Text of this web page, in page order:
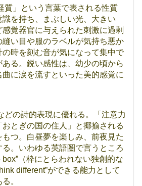
質」という言葉で表される性質
を持ち、まぶしい光、大きい
覚器官に与えられた刺激に過剰
い目や服のラベルが気持ち悪か
の時を刻む音が気になって集中で
る。鋭い感性は、幼少の頃から
に涙を流すといった美的感覚に
どの詩的表現に優れる。「注意力
とぎの国の住人」と揶揄される
つ。白昼夢を楽しみ、前夜見た
。いわゆる英語圏で言うところ
box”（枠にとらわれない独創的な
different”ができる能力として
。